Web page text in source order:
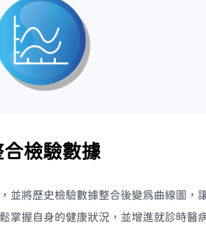
檢驗數據
並將歷史檢驗數據整合後變為曲線圖，
掌握自身的健康狀況，並增進就診時醫